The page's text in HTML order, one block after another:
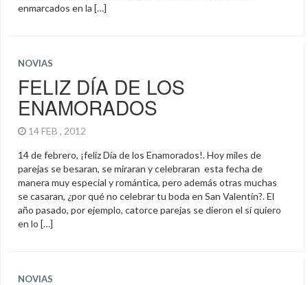
enmarcados en la […]
NOVIAS
FELIZ DÍA DE LOS
ENAMORADOS
14 FEB , 2012
14 de febrero, ¡feliz Día de los Enamorados!. Hoy miles de
parejas se besaran, se miraran y celebraran esta fecha de
manera muy especial y romántica, pero además otras muchas
se casaran, ¿por qué no celebrar tu boda en San Valentín?. El
año pasado, por ejemplo, catorce parejas se dieron el sí quiero
en lo […]
NOVIAS